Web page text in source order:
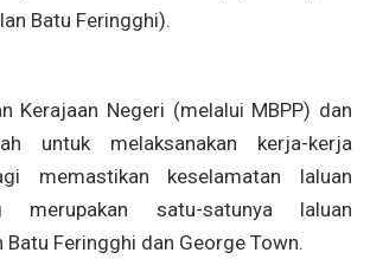
Batu Feringghi).
Kerajaan Negeri (melalui MBPP) dan
untuk melaksanakan kerja-kerja
memastikan keselamatan laluan
merupakan satu-satunya laluan
Batu Feringghi dan George Town.